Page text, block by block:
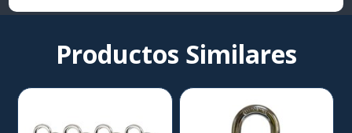
Productos Similares